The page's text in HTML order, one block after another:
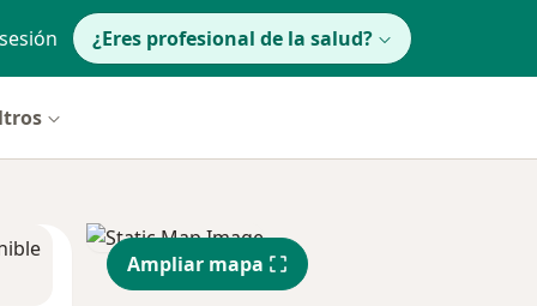
¿Eres profesional de la salud?
Ampliar mapa